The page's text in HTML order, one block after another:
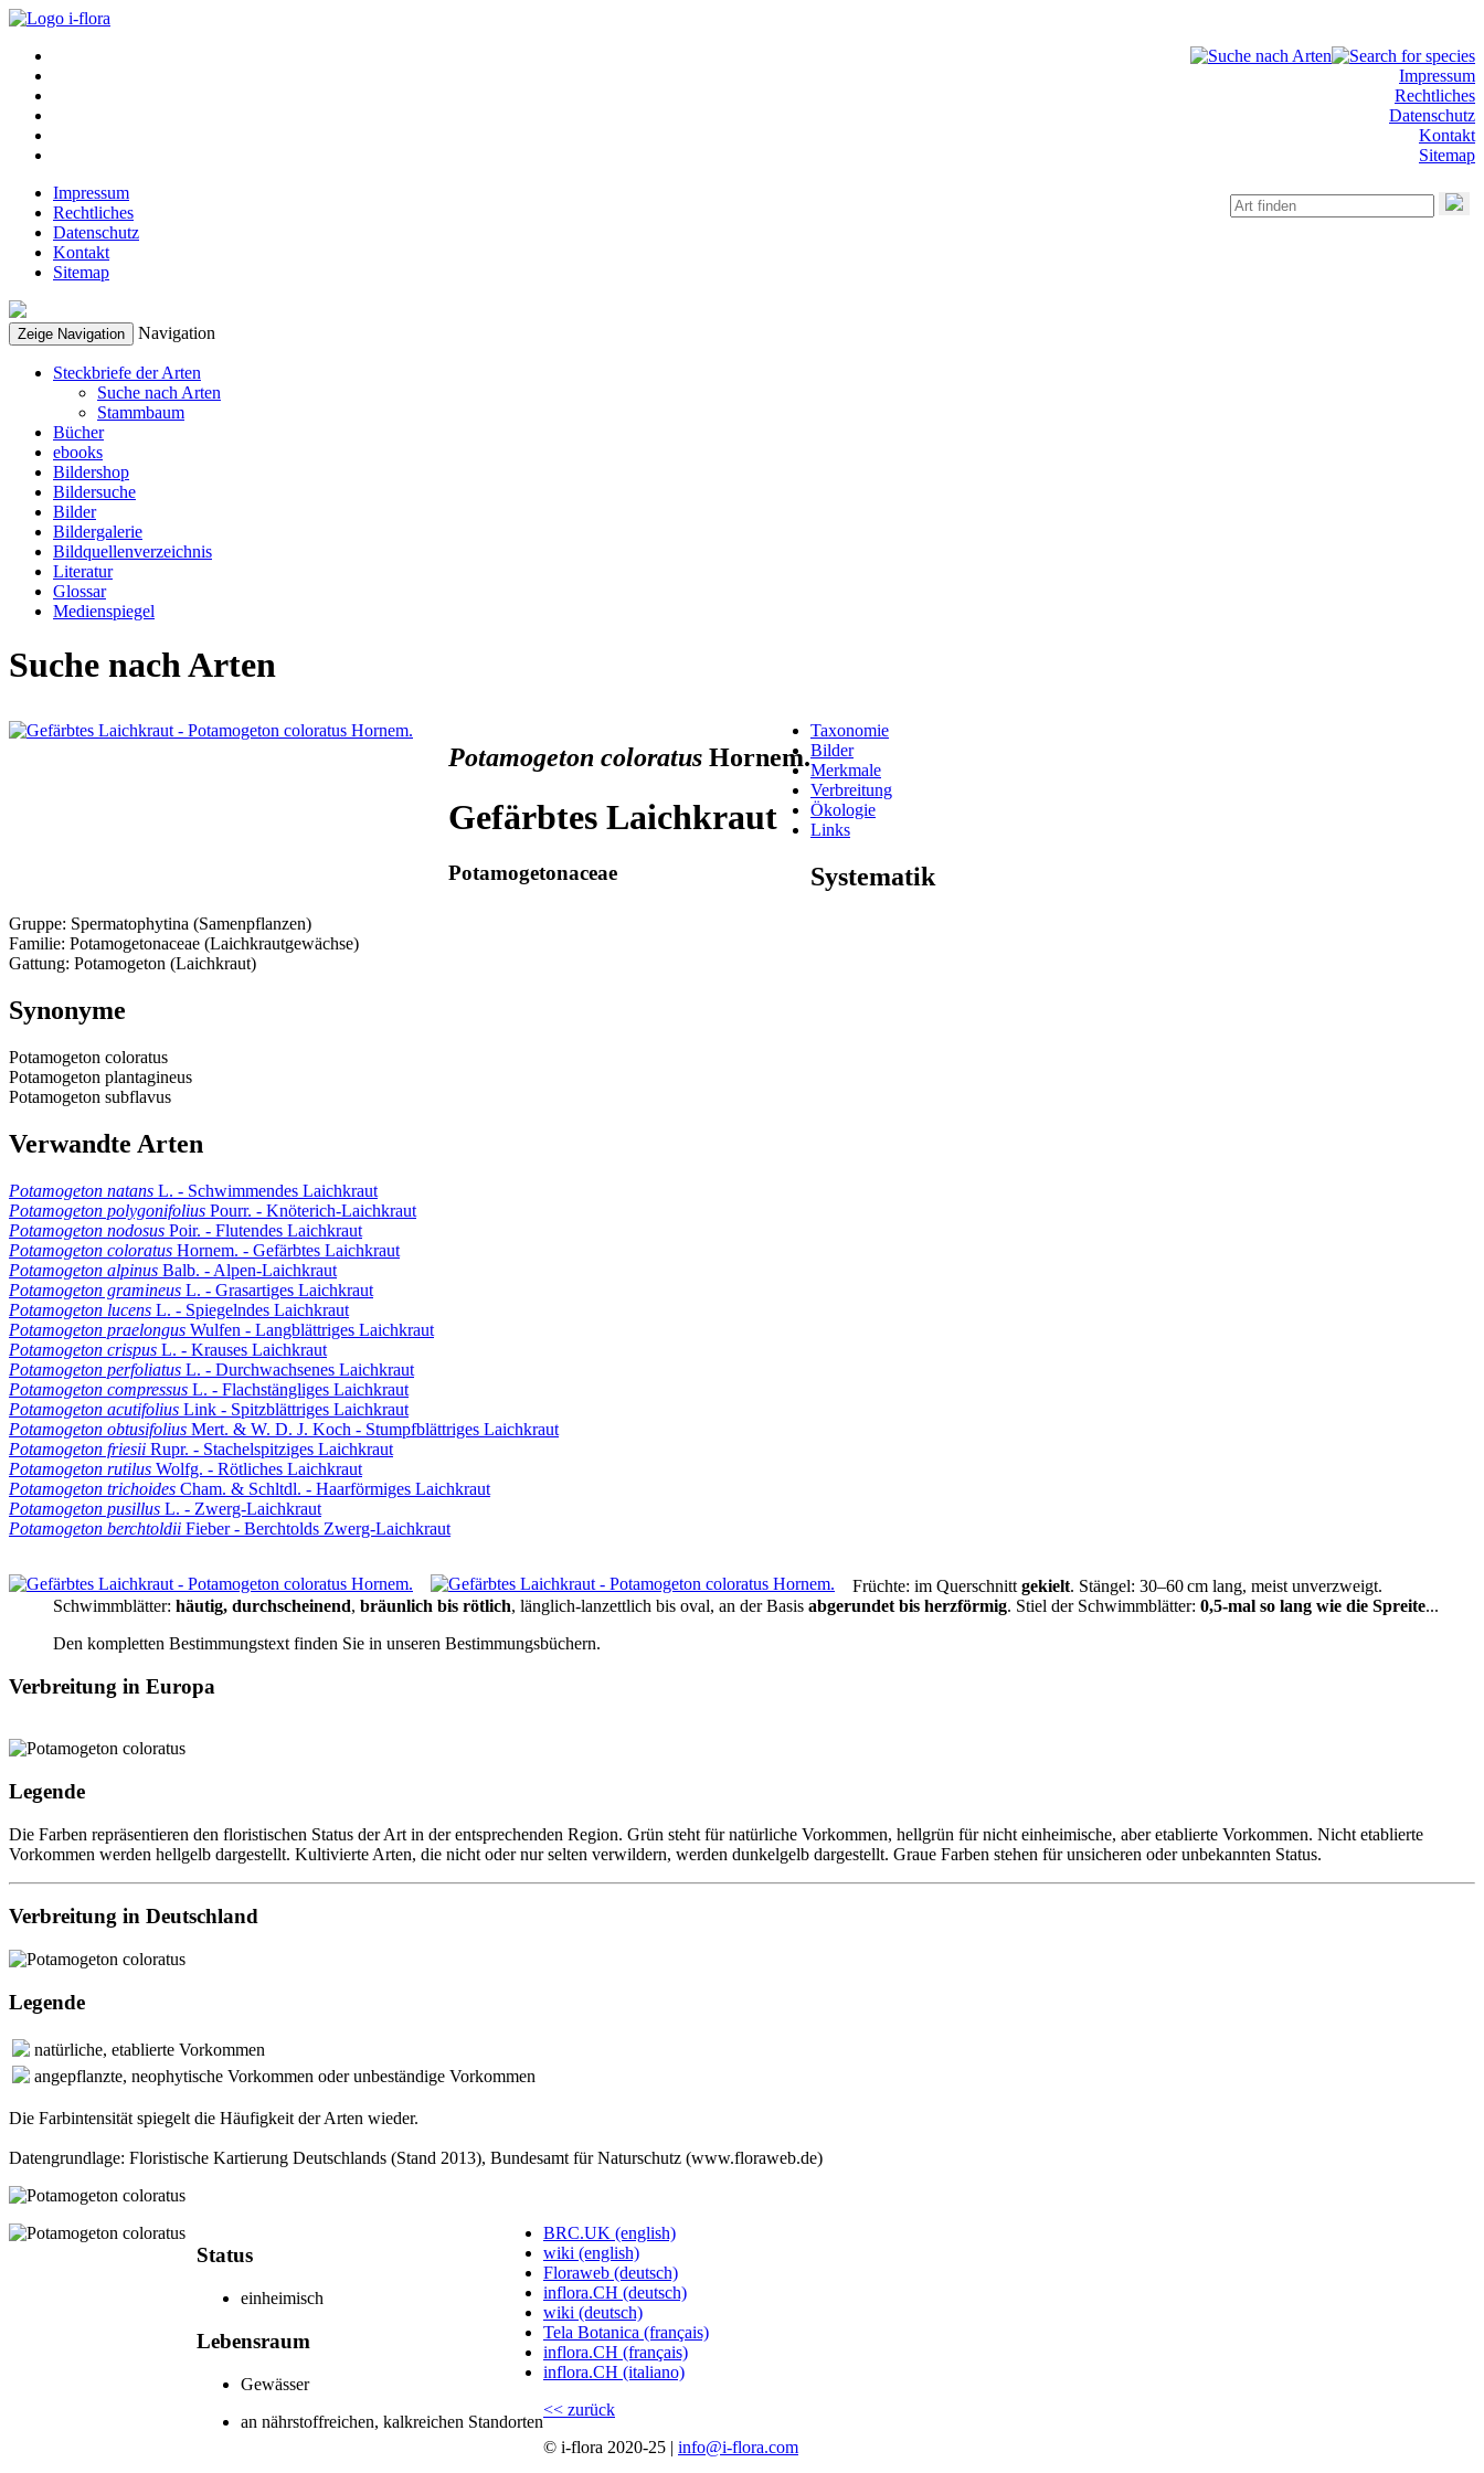
Impressum
Rechtliches
Datenschutz
Kontakt
Sitemap
Impressum
Rechtliches
Datenschutz
Kontakt
Sitemap
Zeige Navigation Navigation
Steckbriefe der Arten
Suche nach Arten
Stammbaum
Bücher
ebooks
Bildershop
Bildersuche
Bilder
Bildergalerie
Bildquellenverzeichnis
Literatur
Glossar
Medienspiegel
Suche nach Arten
Potamogeton coloratus Hornem.
Gefärbtes Laichkraut
Potamogetonaceae
Taxonomie
Bilder
Merkmale
Verbreitung
Ökologie
Links
Systematik
Gruppe: Spermatophytina (Samenpflanzen)
Familie: Potamogetonaceae (Laichkrautgewächse)
Gattung: Potamogeton (Laichkraut)
Synonyme
Potamogeton coloratus
Potamogeton plantagineus
Potamogeton subflavus
Verwandte Arten
Potamogeton natans L. - Schwimmendes Laichkraut
Potamogeton polygonifolius Pourr. - Knöterich-Laichkraut
Potamogeton nodosus Poir. - Flutendes Laichkraut
Potamogeton coloratus Hornem. - Gefärbtes Laichkraut
Potamogeton alpinus Balb. - Alpen-Laichkraut
Potamogeton gramineus L. - Grasartiges Laichkraut
Potamogeton lucens L. - Spiegelndes Laichkraut
Potamogeton praelongus Wulfen - Langblättriges Laichkraut
Potamogeton crispus L. - Krauses Laichkraut
Potamogeton perfoliatus L. - Durchwachsenes Laichkraut
Potamogeton compressus L. - Flachstängliges Laichkraut
Potamogeton acutifolius Link - Spitzblättriges Laichkraut
Potamogeton obtusifolius Mert. & W. D. J. Koch - Stumpfblättriges Laichkraut
Potamogeton friesii Rupr. - Stachelspitziges Laichkraut
Potamogeton rutilus Wolfg. - Rötliches Laichkraut
Potamogeton trichoides Cham. & Schltdl. - Haarförmiges Laichkraut
Potamogeton pusillus L. - Zwerg-Laichkraut
Potamogeton berchtoldii Fieber - Berchtolds Zwerg-Laichkraut
Früchte: im Querschnitt gekielt. Stängel: 30–60 cm lang, meist unverzweigt.
Schwimmblätter: häutig, durchscheinend, bräunlich bis rötlich, länglich-lanzettlich bis oval, an der Basis abgerundet bis herzförmig. Stiel der Schwimmblätter: 0,5‑mal so lang wie die Spreite...
Den kompletten Bestimmungstext finden Sie in unseren Bestimmungsbüchern.
Verbreitung in Europa
Legende
Die Farben repräsentieren den floristischen Status der Art in der entsprechenden Region. Grün steht für natürliche Vorkommen, hellgrün für nicht einheimische, aber etablierte Vorkommen. Nicht etablierte
Vorkommen werden hellgelb dargestellt. Kultivierte Arten, die nicht oder nur selten verwildern, werden dunkelgelb dargestellt. Graue Farben stehen für unsicheren oder unbekannten Status.
Verbreitung in Deutschland
Legende
natürliche, etablierte Vorkommen
angepflanzte, neophytische Vorkommen oder unbeständige Vorkommen
Die Farbintensität spiegelt die Häufigkeit der Arten wieder.
Datengrundlage: Floristische Kartierung Deutschlands (Stand 2013), Bundesamt für Naturschutz (www.floraweb.de)
Status
einheimisch
Lebensraum
Gewässer
an nährstoffreichen, kalkreichen Standorten
BRC.UK (english)
wiki (english)
Floraweb (deutsch)
inflora.CH (deutsch)
wiki (deutsch)
Tela Botanica (français)
inflora.CH (français)
inflora.CH (italiano)
<< zurück
© i-flora 2020-25 | info@i-flora.com